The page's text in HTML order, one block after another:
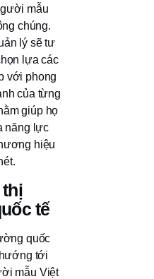
mẫu
chúng.
lý sẽ tư
lựa các
với phong
của từng
giúp họ
năng lực
hiệu
tế
quốc
tới
mẫu Việt